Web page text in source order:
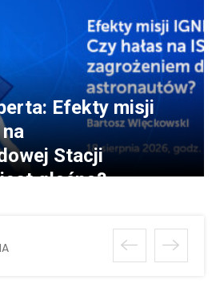
Efekty misji
Stacji
głośno?